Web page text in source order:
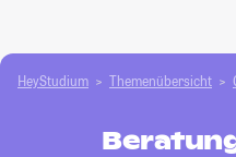
HeyStudium Themenübersicht